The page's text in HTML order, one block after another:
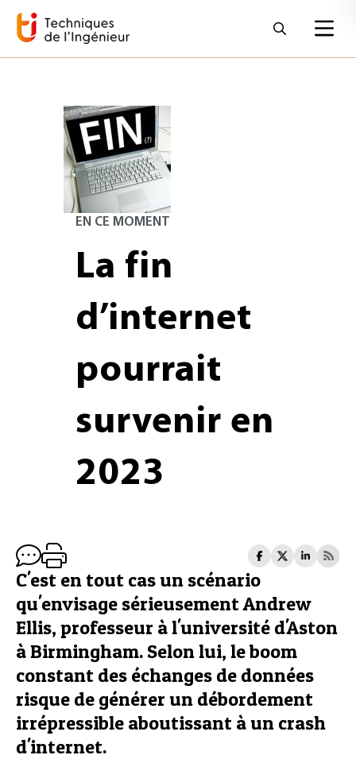
EN CE MOMENT
La fin
d’internet
pourrait
survenir en
2023
C'est en tout cas un scénario
qu'envisage sérieusement Andrew
Ellis, professeur à l'université d'Aston
à Birmingham. Selon lui, le boom
constant des échanges de données
risque de générer un débordement
irrépressible aboutissant à un crash
d'internet.